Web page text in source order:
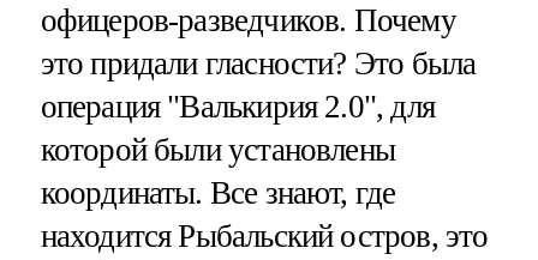
офицеров-разведчиков. Почему
это придали гласности? Это была
операция "Валькирия 2.0", для
которой были установлены
координаты. Все знают, где
находится Рыбальский остров, это